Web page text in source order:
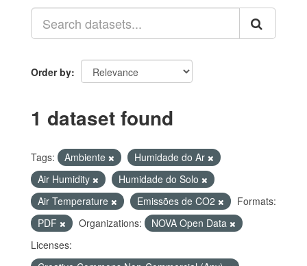
Order by
1 dataset found
Tags: Ambiente
Humidade do Ar
Air Humidity
Humidade do Solo
Air Temperature
Emissões de CO2
Formats:
PDF
Organizations:
NOVA Open Data
Licenses: